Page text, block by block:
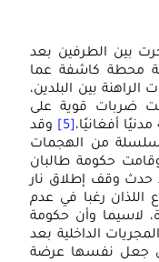
أبريل 2022 التي جرت بين الطرفين بعد
محطة كاشفة عما
بين البلدين،
ضربات قوية على
[5]
وقد
من الهجمات
حكومة طالبان
حدث وقف إطلاق نار
اللذان رغبا في عدم
لاسيما وأن حكومة
الداخلية بعد
جعل نفسها عرضة